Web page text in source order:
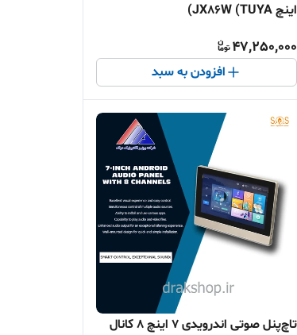
اینچ JX86W (TUYA)
47,250,000
افزودن به سبد
تاچ‌پنل صوتی اندرویدی 7 اینچ 8 کانال